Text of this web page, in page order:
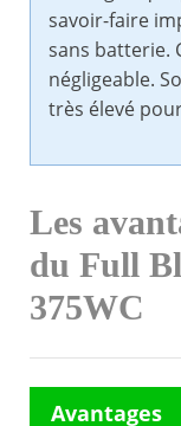
savoir-faire
sans batterie.
négligeable.
très élevé
Les
du Full
375WC